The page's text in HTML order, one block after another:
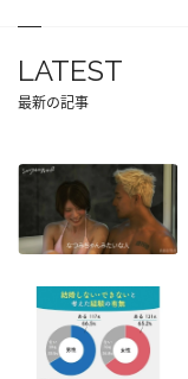
LATEST
最新の記事